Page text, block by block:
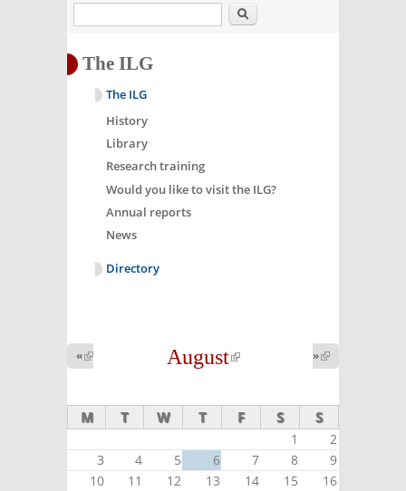
Search
The ILG
The ILG
History
Library
Research training
Would you like to visit the ILG?
Annual reports
News
Directory
August
(link is
«
external)
»
external)
M T W T F S S
1
2
3
4 5 6 7 8
9
10
11 12 13 14 15
16